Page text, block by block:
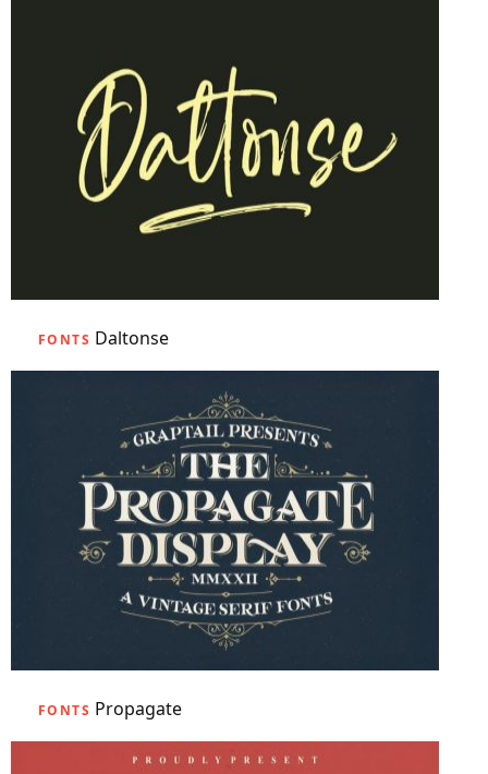
FONTS Daltonse
FONTS Propagate